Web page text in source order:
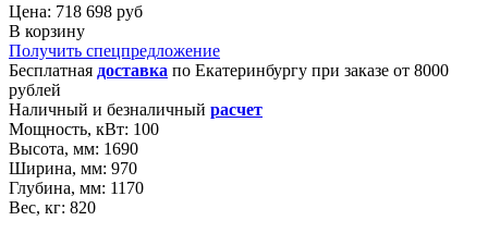
Цена: 718 698 руб
В корзину
Получить спецпредложение
Бесплатная доставка по Екатеринбургу при заказе от 8000
рублей
Наличный и безналичный расчет
Мощность, кВт: 100
Высота, мм: 1690
Ширина, мм: 970
Глубина, мм: 1170
Вес, кг: 820